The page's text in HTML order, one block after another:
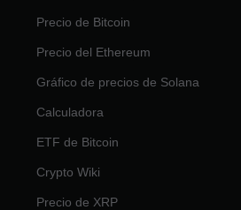
Precio de Bitcoin
Precio del Ethereum
Gráfico de precios de Solana
Calculadora
ETF de Bitcoin
Crypto Wiki
Precio de XRP